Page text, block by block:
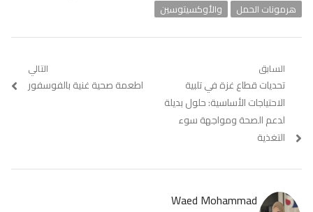
هرمونات الحمل
والأوكسيتوسين
تصفّح
المقالات
السابق
Previous
post:
تحديات قطاع غزة في تلبية
الاحتياجات الأساسية: حلول بديلة
لدعم الصحة ومواجهة سوء
التغذية
التالي
Next
اطعمة صحية غنية بالفوسفور
Waed Mohammad